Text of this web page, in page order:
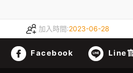
加入時間:2023-06-28
Facebook Line